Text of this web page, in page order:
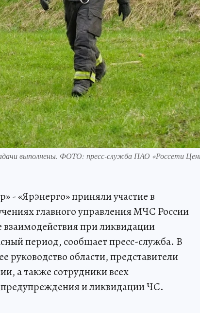
выполнены. ФОТО: пресс-служба ПАО «Россети
- «Ярэнерго» приняли участие в
главного управления МЧС России
взаимодействия при ликвидации
период, сообщает пресс-служба. В
области, представители
а также сотрудники всех
и ликвидации ЧС.